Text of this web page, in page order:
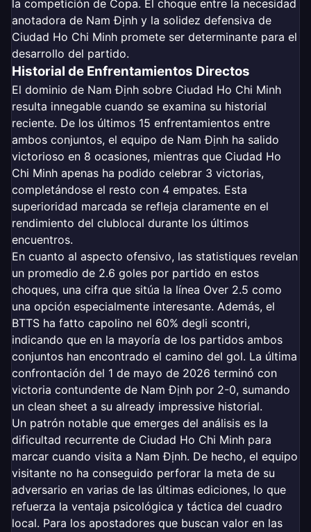
la competición de Copa. El choque entre la necesidad
anotadora de Nam Định y la solidez defensiva de
Ciudad Ho Chi Minh promete ser determinante para el
desarrollo del partido.
Historial de Enfrentamientos Directos
El dominio de Nam Định sobre Ciudad Ho Chi Minh
resulta innegable cuando se examina su historial
reciente. De los últimos 15 enfrentamientos entre
ambos conjuntos, el equipo de Nam Định ha salido
victorioso en 8 ocasiones, mientras que Ciudad Ho
Chi Minh apenas ha podido celebrar 3 victorias,
completándose el resto con 4 empates. Esta
superioridad marcada se refleja claramente en el
rendimiento del clublocal durante los últimos
encuentros.
En cuanto al aspecto ofensivo, las statistiques revelan
un promedio de 2.6 goles por partido en estos
choques, una cifra que sitúa la línea Over 2.5 como
una opción especialmente interesante. Además, el
BTTS ha fatto capolino nel 60% degli scontri,
indicando que en la mayoría de los partidos ambos
conjuntos han encontrado el camino del gol. La última
confrontación del 1 de mayo de 2026 terminó con
victoria contundente de Nam Định por 2-0, sumando
un clean sheet a su already impressive historial.
Un patrón notable que emerges del análisis es la
dificultad recurrente de Ciudad Ho Chi Minh para
marcar cuando visita a Nam Định. De hecho, el equipo
visitante no ha conseguido perforar la meta de su
adversario en varias de las últimas ediciones, lo que
refuerza la ventaja psicológica y táctica del cuadro
local. Para los apostadores que buscan valor en las